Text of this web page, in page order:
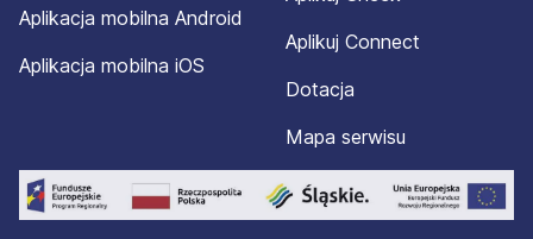
Aplikacja mobilna Android
Aplikacja mobilna iOS
Aplikuj Connect
Dotacja
Mapa serwisu